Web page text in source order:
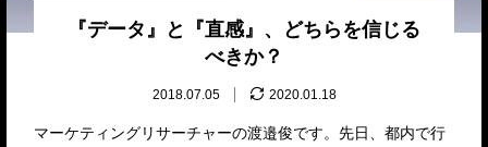
『データ』と『直感』、どちらを信じる
べきか？
2018.07.05 2020.01.18
マーケティングリサーチャーの渡邉俊です。先日、都内で行
セミナー開催中！